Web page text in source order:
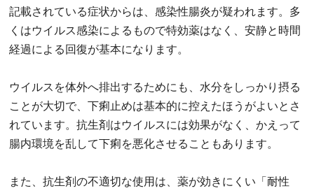
記載されている症状からは、感染性腸炎が疑われます。多
くはウイルス感染によるもので特効薬はなく、安静と時間
経過による回復が基本になります。
ウイルスを体外へ排出するためにも、水分をしっかり摂る
ことが大切で、下痢止めは基本的に控えたほうがよいとさ
れています。抗生剤はウイルスには効果がなく、かえって
腸内環境を乱して下痢を悪化させることもあります。
また、抗生剤の不適切な使用は、薬が効きにくい「耐性